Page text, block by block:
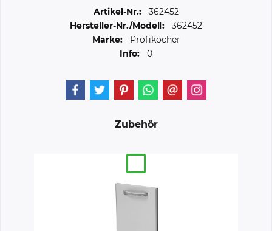
Artikel-Nr.:
362452
Hersteller-Nr./Modell:
362452
Marke:
Profikocher
Info:
0
Zubehör